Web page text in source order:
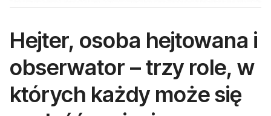
Hejter, osoba hejtowana i
obserwator – trzy role, w
których każdy może się